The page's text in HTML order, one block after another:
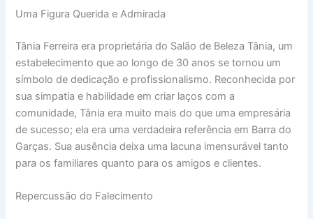
Uma Figura Querida e Admirada
Tânia Ferreira era proprietária do Salão de Beleza Tânia, um
estabelecimento que ao longo de 30 anos se tornou um
símbolo de dedicação e profissionalismo. Reconhecida por
sua simpatia e habilidade em criar laços com a
comunidade, Tânia era muito mais do que uma empresária
de sucesso; ela era uma verdadeira referência em Barra do
Garças. Sua ausência deixa uma lacuna imensurável tanto
para os familiares quanto para os amigos e clientes.
Repercussão do Falecimento